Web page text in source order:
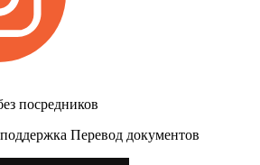
посредников
Перевод документов